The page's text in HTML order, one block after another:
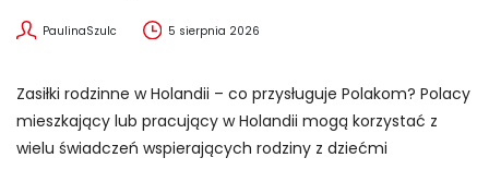
PaulinaSzulc 5 sierpnia 2026
Zasiłki rodzinne w Holandii – co przysługuje Polakom? Polacy
mieszkający lub pracujący w Holandii mogą korzystać z
wielu świadczeń wspierających rodziny z dziećmi